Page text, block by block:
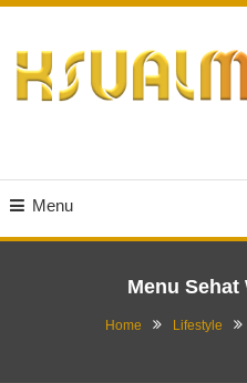
Content
Menu
Menu Sehat
Home Lifestyle